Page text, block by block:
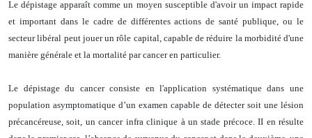
Le dépistage apparaît comme un moyen susceptible d'avoir un impact rapide
et important dans le cadre de différentes actions de santé publique, ou le
secteur libéral peut jouer un rôle capital, capable de réduire la morbidité d'une
manière générale et la mortalité par cancer en particulier.
Le dépistage du cancer consiste en l'application systématique dans une
population asymptomatique d’un examen capable de détecter soit une lésion
précancéreuse, soit, un cancer infra clinique à un stade précoce. II en résulte